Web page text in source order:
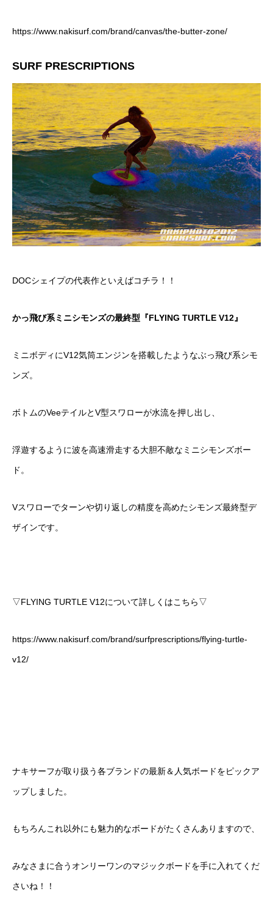
https://www.nakisurf.com/brand/canvas/the-butter-zone/
SURF PRESCRIPTIONS
DOCシェイプの代表作といえばコチラ！！
かっ飛び系ミニシモンズの最終型『FLYING TURTLE V12』
ミニボディにV12気筒エンジンを搭載したようなぶっ飛び系シモ
ンズ。
ボトムのVeeテイルとV型スワローが水流を押し出し、
浮遊するように波を高速滑走する大胆不敵なミニシモンズボー
ド。
Vスワローでターンや切り返しの精度を高めたシモンズ最終型デ
ザインです。
▽FLYING TURTLE V12について詳しくはこちら▽
https://www.nakisurf.com/brand/surfprescriptions/flying-turtle-
v12/
ナキサーフが取り扱う各ブランドの最新＆人気ボードをピックア
ップしました。
もちろんこれ以外にも魅力的なボードがたくさんありますので、
みなさまに合うオンリーワンのマジックボードを手に入れてくだ
さいね！！